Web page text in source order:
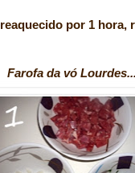
por 1 hora,
Farofa da vó